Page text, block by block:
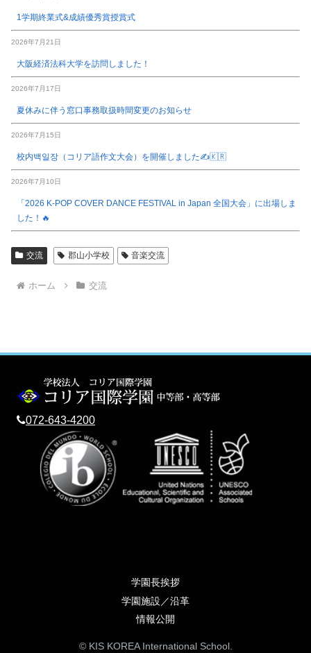
1学期終業式&成績優秀賞授賞式
2026年7月21日
大阪経済法科大学を訪問しました！
2026年7月17日
夏休みに伴う窓口事務取扱時間変更のお知らせ
2026年7月15日
校内백일장（コリア語作文大会）を開催しました✍️🇰🇷
2026年7月10日
「2026 K-POP COVER DANCE FESTIVAL in Japan 全国大会」に出場しま
した！🔥
交流 郡山小学校 音楽交流
ホーム 交流
072-643-4200
学園長挨拶
学園施設／沿革
情報公開
© KIS KOREA International School.